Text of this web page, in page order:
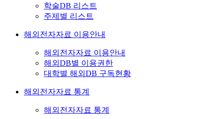
학술DB 리스트
주제별 리스트
해외전자자료 이용안내
해외전자자료 이용안내
해외DB별 이용권한
대학별 해외DB 구독현황
해외전자자료 통계
해외전자자료 통계